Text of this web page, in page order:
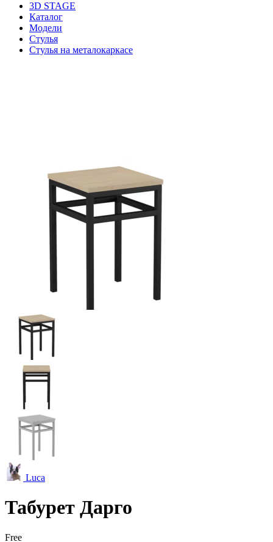
3D STAGE
Каталог
Модели
Стулья
Стулья на металокаркасе
Luca
Табурет Дарго
Free